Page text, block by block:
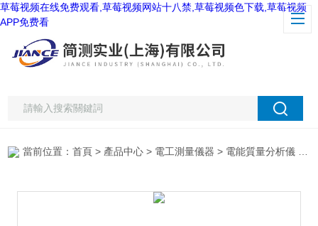
草莓视频在线免费观看,草莓视频网站十八禁,草莓视频色下载,草莓视频
APP免费看
當前位置：首頁 > 產品中心 > 電工測量儀器 > 電能質量分析儀